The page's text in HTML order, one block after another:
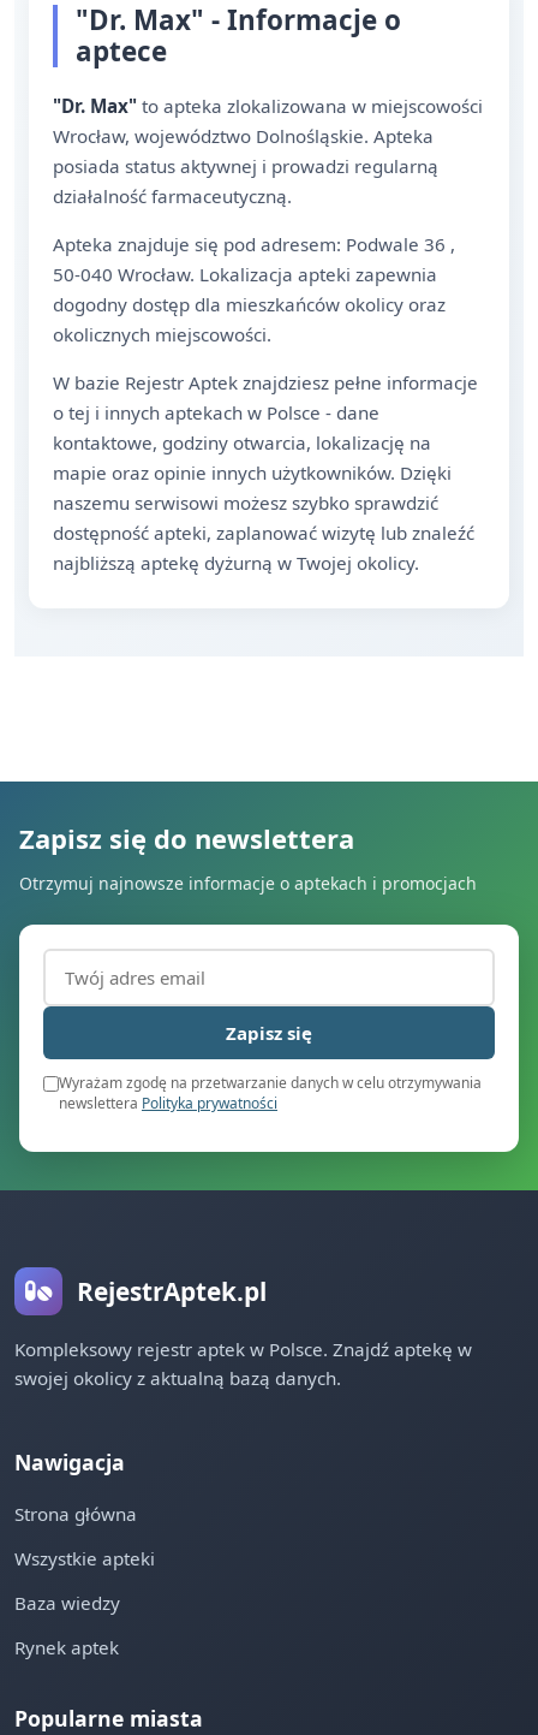
"Dr. Max" - Informacje o
aptece
"Dr. Max" to apteka zlokalizowana w miejscowości
Wrocław, województwo Dolnośląskie. Apteka
posiada status aktywnej i prowadzi regularną
działalność farmaceutyczną.
Apteka znajduje się pod adresem: Podwale 36 ,
50-040 Wrocław. Lokalizacja apteki zapewnia
dogodny dostęp dla mieszkańców okolicy oraz
okolicznych miejscowości.
W bazie Rejestr Aptek znajdziesz pełne informacje
o tej i innych aptekach w Polsce - dane
kontaktowe, godziny otwarcia, lokalizację na
mapie oraz opinie innych użytkowników. Dzięki
naszemu serwisowi możesz szybko sprawdzić
dostępność apteki, zaplanować wizytę lub znaleźć
najbliższą aptekę dyżurną w Twojej okolicy.
Zapisz się do newslettera
Otrzymuj najnowsze informacje o aptekach i promocjach
Adres email (wymagany)
Zapisz się
Wyrażam zgodę na przetwarzanie danych w celu otrzymywania
newslettera Polityka prywatności
RejestrAptek.pl
Kompleksowy rejestr aptek w Polsce. Znajdź aptekę w
swojej okolicy z aktualną bazą danych.
Nawigacja
Strona główna
Wszystkie apteki
Baza wiedzy
Rynek aptek
Popularne miasta